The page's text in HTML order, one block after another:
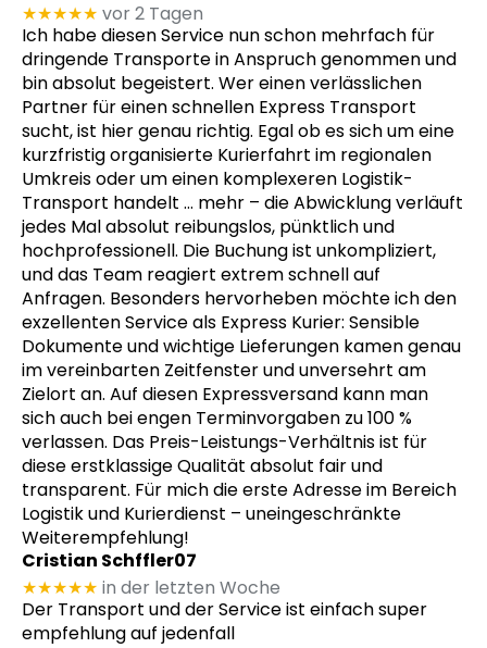
★★★★★ vor 2 Tagen
Ich habe diesen Service nun schon mehrfach für
dringende Transporte in Anspruch genommen und
bin absolut begeistert. Wer einen verlässlichen
Partner für einen schnellen Express Transport
sucht, ist hier genau richtig. Egal ob es sich um eine
kurzfristig organisierte Kurierfahrt im regionalen
Umkreis oder um einen komplexeren Logistik-
Transport handelt … mehr – die Abwicklung verläuft
jedes Mal absolut reibungslos, pünktlich und
hochprofessionell. Die Buchung ist unkompliziert,
und das Team reagiert extrem schnell auf
Anfragen. Besonders hervorheben möchte ich den
exzellenten Service als Express Kurier: Sensible
Dokumente und wichtige Lieferungen kamen genau
im vereinbarten Zeitfenster und unversehrt am
Zielort an. Auf diesen Expressversand kann man
sich auch bei engen Terminvorgaben zu 100 %
verlassen. Das Preis-Leistungs-Verhältnis ist für
diese erstklassige Qualität absolut fair und
transparent. Für mich die erste Adresse im Bereich
Logistik und Kurierdienst – uneingeschränkte
Weiterempfehlung!
Cristian Schffler07
★★★★★ in der letzten Woche
Der Transport und der Service ist einfach super
empfehlung auf jedenfall